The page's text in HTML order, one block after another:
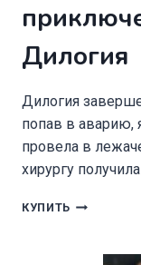
Дилогия
Дилогия
попав в аварию,
провела в
хирургу
КУПИТЬ ИГРА